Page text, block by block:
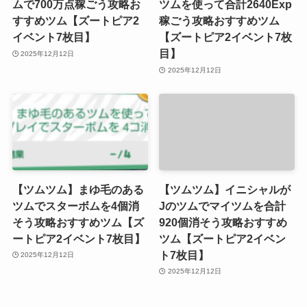
イベント7枚目】
2025年12月12日
【ズートピア2イベント7枚
目】
2025年12月12日
【ツムツム】まゆ毛のある
そう攻略おすすめツム【ズ
ートピア2イベント7枚目】
2025年12月12日
920個消そう攻略おすすめ
ツム【ズートピア2イベン
ト7枚目】
2025年12月12日